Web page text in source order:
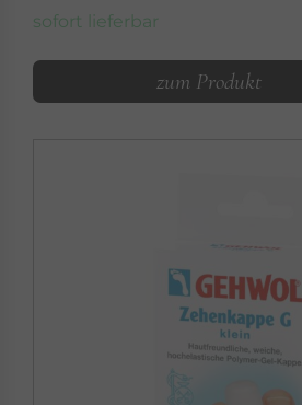
sofort lieferbar
zum Produkt